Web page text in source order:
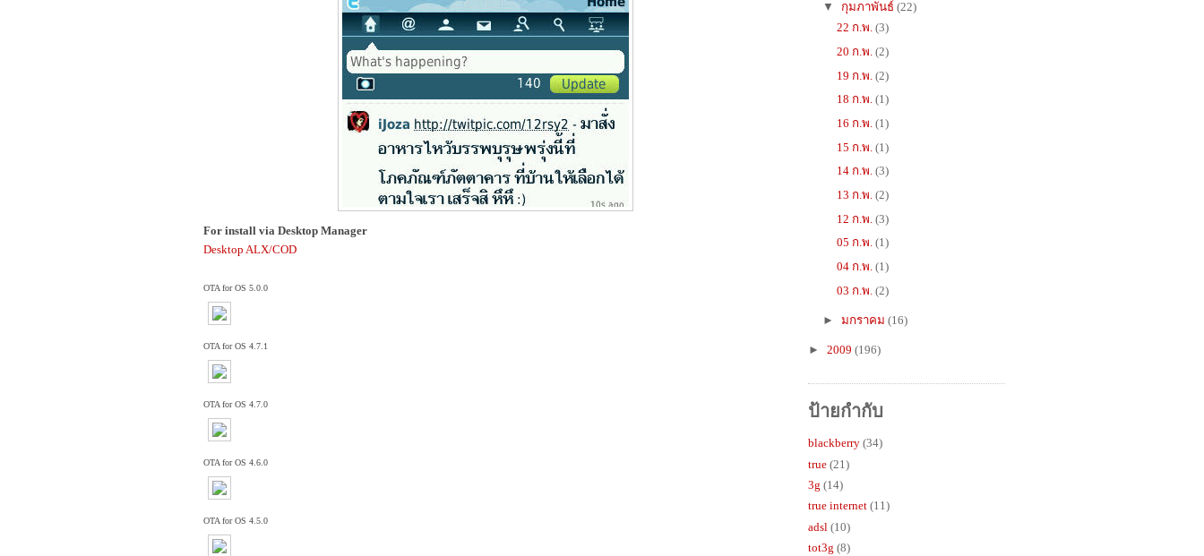
For install via Desktop Manager
Desktop ALX/COD
OTA for OS 5.0.0
OTA for OS 4.7.1
OTA for OS 4.7.0
OTA for OS 4.6.0
OTA for OS 4.5.0
▼ กุมภาพันธ์ (22)
22 ก.พ. (3)
20 ก.พ. (2)
19 ก.พ. (2)
18 ก.พ. (1)
16 ก.พ. (1)
15 ก.พ. (1)
14 ก.พ. (3)
13 ก.พ. (2)
12 ก.พ. (3)
05 ก.พ. (1)
04 ก.พ. (1)
03 ก.พ. (2)
► มกราคม (16)
► 2009 (196)
ป้ายกำกับ
blackberry (34)
true (21)
3g (14)
true internet (11)
adsl (10)
tot3g (8)